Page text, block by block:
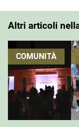
Altri articoli
COMUNITÀ